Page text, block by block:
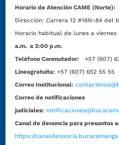
Horario de Atención CAME (Norte):
Dirección:Carrera 12 #16N-84 del
Horario habitual de lunes a viernes
a.m. a 3:00 p.m.
Teléfono Conmutador:
+57 (607)
Líneagratuita: +57 (607) 652 55 55
Correo Institucional:
Correo de notificaciones
judiciales:
Canal de denuncia para presuntos
https://